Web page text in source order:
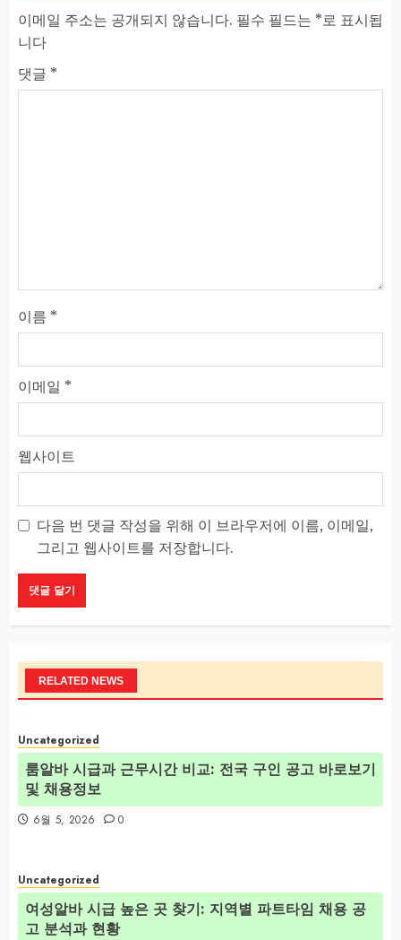
이메일 주소는 공개되지 않습니다. 필수 필드는 *로 표시됩
니다
댓글 *
이름 *
이메일 *
웹사이트
다음 번 댓글 작성을 위해 이 브라우저에 이름, 이메일,
그리고 웹사이트를 저장합니다.
RELATED NEWS
Uncategorized
룸알바 시급과 근무시간 비교: 전국 구인 공고 바로보기
및 채용정보
6월 5, 2026 0
Uncategorized
여성알바 시급 높은 곳 찾기: 지역별 파트타임 채용 공
고 분석과 현황